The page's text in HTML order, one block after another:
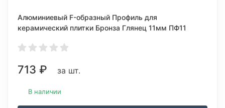
Алюминиевый F-образный Профиль для
керамический плитки Бронза Глянец 11мм ПФ11
713 ₽ за шт.
В наличии